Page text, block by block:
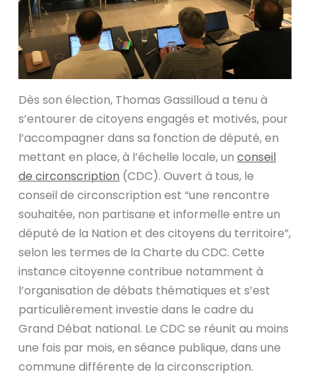
Dès son élection, Thomas Gassilloud a tenu à
s’entourer de citoyens engagés et motivés, pour
l’accompagner dans sa fonction de député, en
mettant en place, à l’échelle locale, unconseil
de circonscription (CDC). Ouvert à tous, le
conseil de circonscription est “une rencontre
souhaitée, non partisane et informelle entre un
député de la Nation et des citoyens du territoire”,
selon les termes de la Charte du CDC. Cette
instance citoyenne contribue notamment à
l’organisation de débats thématiques et s’est
particulièrement investie dans le cadre du
Grand Débat national. Le CDC se réunit au moins
une fois par mois, en séance publique, dans une
commune différente de la circonscription.